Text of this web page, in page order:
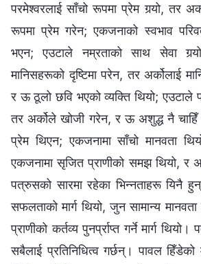
परमेश्‍वरलाई साँचो रूपमा प्रेम गर्‍यो, तर
रूपमा प्रेम गरेन; एकजनाको स्वभाव
भएन; एउटाले नम्रताको साथ सेवा
मानिसहरूको दृष्टिमा परेन, तर अर्कोलाई
र ऊ ठूलो छवि भएको व्यक्ति थियो; एउटाले
तर अर्कोले खोजी गरेन, र ऊ अशुद्ध नै चाहिँ
प्रेम थिएन; एकजनामा साँचो मानवता
एकजनामा सृजित प्राणीको समझ थियो, र
पत्रुसको सारमा रहेका भिन्‍नताहरू यिनै
सफलताको मार्ग थियो, जुन सामान्य मानवता
प्राणीको कर्तव्य पुनर्प्राप्त गर्ने मार्ग
सबैलाई प्रतिनिधित्व गर्छन्। पावल हिँडेको